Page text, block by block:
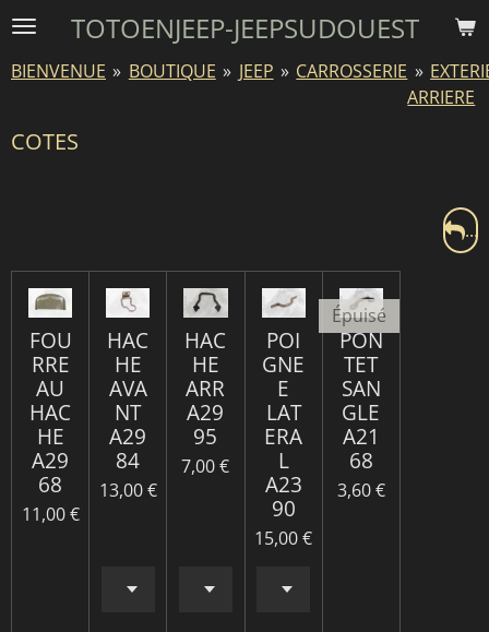
Passer
contenu
TOTOENJEEP-JEEPSUDOUEST
BIENVENUE » BOUTIQUE » JEEP » CARROSSERIE »
ARRIERE
COTES
...
FOU
RRE
AU
HAC
HE
A29
68
11,00 €
HAC
HE
AVA
NT
A29
84
13,00 €
HAC
HE
ARR
A29
95
7,00 €
POI
GNE
E
LAT
ERA
L
A23
90
15,00 €
Épuisé
PON
TET
SAN
GLE
A21
68
3,60 €